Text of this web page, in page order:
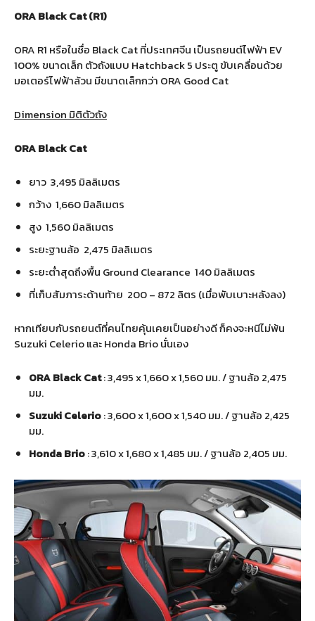
ORA Black Cat (R1)
ORA R1 หรือในชื่อ Black Cat ที่ประเทศจีน เป็นรถยนต์ไฟฟ้า EV
100% ขนาดเล็ก ตัวถังแบบ Hatchback 5 ประตู ขับเคลื่อนด้วย
มอเตอร์ไฟฟ้าล้วน มีขนาดเล็กกว่า ORA Good Cat
Dimension มิติตัวถัง
ORA Black Cat
ยาว 3,495 มิลลิเมตร
กว้าง 1,660 มิลลิเมตร
สูง 1,560 มิลลิเมตร
ระยะฐานล้อ 2,475 มิลลิเมตร
ระยะต่ำสุดถึงพื้น Ground Clearance 140 มิลลิเมตร
ที่เก็บสัมภาระด้านท้าย 200 – 872 ลิตร (เมื่อพับเบาะหลังลง)
หากเทียบกับรถยนต์ที่คนไทยคุ้นเคยเป็นอย่างดี ก็คงจะหนีไม่พ้น
Suzuki Celerio และ Honda Brio นั่นเอง
ORA Black Cat: 3,495 x 1,660 x 1,560 มม. / ฐานล้อ 2,475
มม.
Suzuki Celerio: 3,600 x 1,600 x 1,540 มม. / ฐานล้อ 2,425
มม.
Honda Brio: 3,610 x 1,680 x 1,485 มม. / ฐานล้อ 2,405 มม.